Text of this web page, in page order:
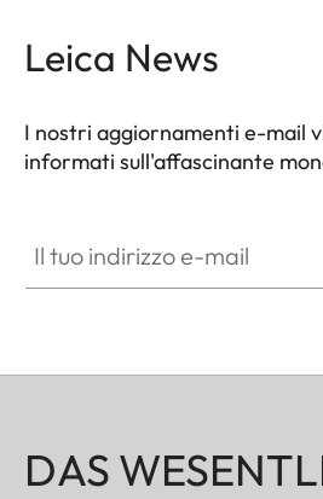
Leica News
I nostri aggiornamenti e-mail
informati sull'affascinante
DAS